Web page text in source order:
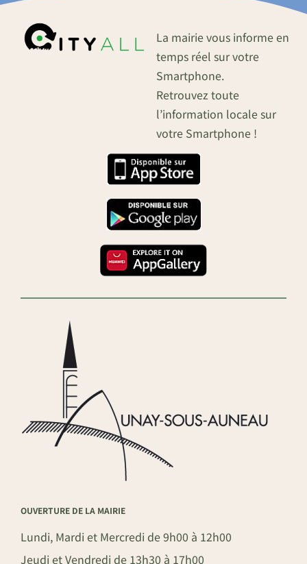
La mairie vous informe en
temps réel sur votre
Smartphone.
Retrouvez toute
l’information locale sur
votre Smartphone !
OUVERTURE DE LA MAIRIE
Lundi, Mardi et Mercredi de 9h00 à 12h00
Jeudi et Vendredi de 13h30 à 17h00